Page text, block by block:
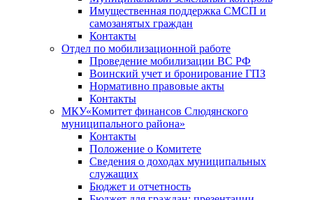
Имущественная поддержка СМСП и
самозанятых граждан
Контакты
Отдел по мобилизационной работе
Проведение мобилизации ВС РФ
Воинский учет и бронирование ГПЗ
Нормативно правовые акты
Контакты
МКУ«Комитет финансов Слюдянского
муниципального района»
Контакты
Положение о Комитете
Сведения о доходах муниципальных
служащих
Бюджет и отчетность